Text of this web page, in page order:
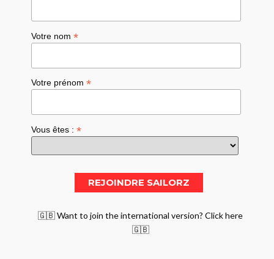
Votre nom*
Votre prénom*
Vous êtes :*
🇬🇧 Want to join the international version? Click here
🇬🇧